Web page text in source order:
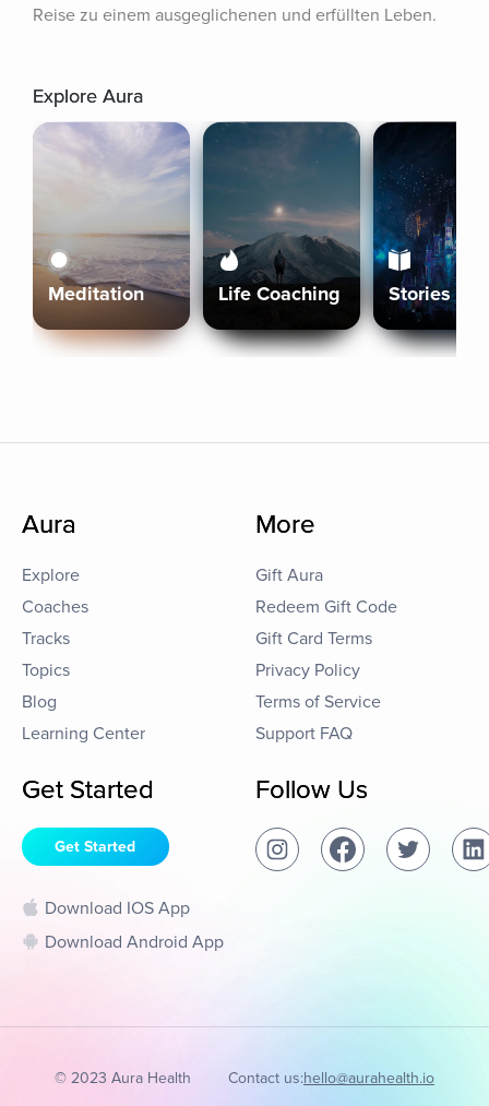
Reise zu einem ausgeglichenen und erfüllten Leben.
Explore Aura
Meditation Life Coaching Stories
Aura
Explore
Coaches
Tracks
Topics
Blog
Learning Center
More
Gift Aura
Redeem Gift Code
Gift Card Terms
Privacy Policy
Terms of Service
Support FAQ
Get Started
Get Started
Download IOS App
Download Android App
Follow Us
© 2023 Aura Health Contact us:hello@aurahealth.io